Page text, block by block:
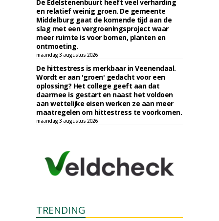
De Edelstenenbuurt heeft veel verharding
en relatief weinig groen. De gemeente
Middelburg gaat de komende tijd aan de
slag met een vergroeningsproject waar
meer ruimte is voor bomen, planten en
ontmoeting.
maandag 3 augustus 2026
De hittestress is merkbaar in Veenendaal.
Wordt er aan 'groen' gedacht voor een
oplossing? Het college geeft aan dat
daarmee is gestart en naast het voldoen
aan wettelijke eisen werken ze aan meer
maatregelen om hittestress te voorkomen.
maandag 3 augustus 2026
TRENDING